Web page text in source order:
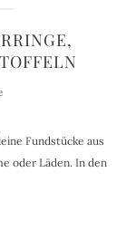
Fundstücke aus
oder Läden. In den